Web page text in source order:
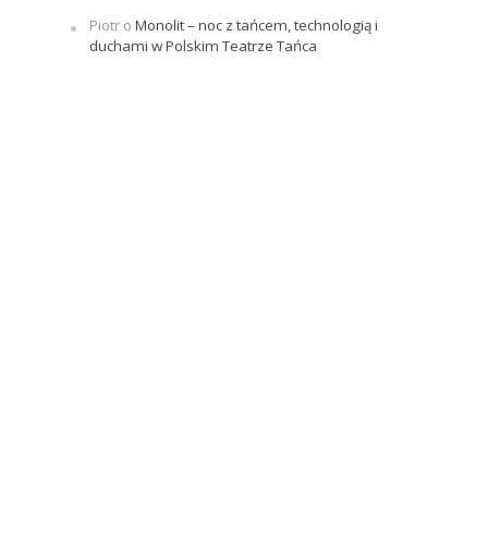
Piotro Monolit – noc z tańcem, technologią i
duchami w Polskim Teatrze Tańca